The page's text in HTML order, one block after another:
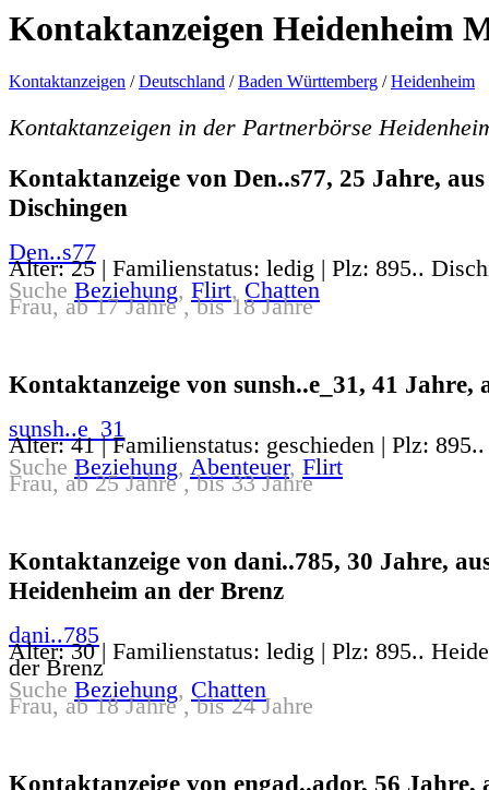
Kontaktanzeigen Heidenheim
Kontaktanzeigen /Deutschland /Baden Württemberg /Heidenheim
Kontaktanzeigen in der Partnerbörse
Kontaktanzeige von Den..s77, 25 Jahre, aus
Dischingen
Den..s77
Alter: 25 | Familienstatus: ledig | Plz: 895..
Suche Beziehung, Flirt, Chatten
Frau, ab 17 Jahre , bis 18 Jahre
Kontaktanzeige von sunsh..e_31, 41 Jahre,
sunsh..e_31
Alter: 41 | Familienstatus: geschieden | Plz: 895..
Suche Beziehung, Abenteuer, Flirt
Frau, ab 25 Jahre , bis 33 Jahre
Kontaktanzeige von dani..785, 30 Jahre,
Heidenheim an der Brenz
dani..785
Alter: 30 | Familienstatus: ledig | Plz: 895..
der Brenz
Suche Beziehung, Chatten
Frau, ab 18 Jahre , bis 24 Jahre
Kontaktanzeige von engad..ador, 56 Jahre,